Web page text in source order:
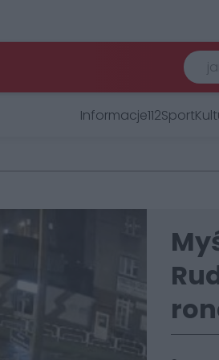
Informacje112Sport